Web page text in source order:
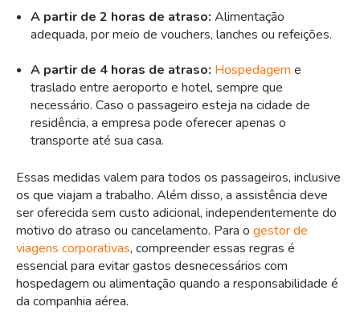
A partir de 2 horas de atraso: Alimentação
adequada, por meio de vouchers, lanches ou refeições.
A partir de 4 horas de atraso: Hospedagem e
traslado entre aeroporto e hotel, sempre que
necessário. Caso o passageiro esteja na cidade de
residência, a empresa pode oferecer apenas o
transporte até sua casa.
Essas medidas valem para todos os passageiros, inclusive
os que viajam a trabalho. Além disso, a assistência deve
ser oferecida sem custo adicional, independentemente do
motivo do atraso ou cancelamento. Para o gestor de
viagens corporativas, compreender essas regras é
essencial para evitar gastos desnecessários com
hospedagem ou alimentação quando a responsabilidade é
da companhia aérea.